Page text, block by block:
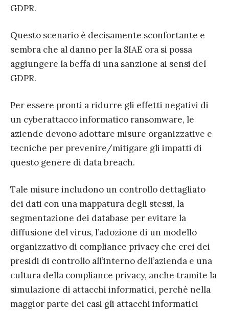
GDPR.
Questo scenario è decisamente sconfortante e
sembra che al danno per la SIAE ora si possa
aggiungere la beffa di una sanzione ai sensi del
GDPR.
Per essere pronti a ridurre gli effetti negativi di
un cyberattacco informatico ransomware, le
aziende devono adottare misure organizzative e
tecniche per prevenire/mitigare gli impatti di
questo genere di data breach.
Tale misure includono un controllo dettagliato
dei dati con una mappatura degli stessi, la
segmentazione dei database per evitare la
diffusione del virus, l’adozione di un modello
organizzativo di compliance privacy che crei dei
presidi di controllo all’interno dell’azienda e una
cultura della compliance privacy, anche tramite la
simulazione di attacchi informatici, perchè nella
maggior parte dei casi gli attacchi informatici